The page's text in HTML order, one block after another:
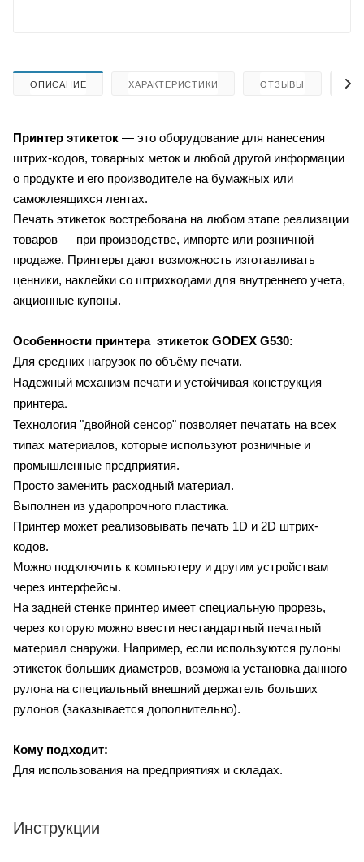
ОПИСАНИЕ ХАРАКТЕРИСТИКИ ОТЗЫВЫ
Принтер этикеток — это оборудование для нанесения
штрих-кодов, товарных меток и любой другой информации
о продукте и его производителе на бумажных или
самоклеящихся лентах.
Печать этикеток востребована на любом этапе реализации
товаров — при производстве, импорте или розничной
продаже. Принтеры дают возможность изготавливать
ценники, наклейки со штрихкодами для внутреннего учета,
акционные купоны.
Особенности принтера этикеток GODEX G530:
Для средних нагрузок по объёму печати.
Надежный механизм печати и устойчивая конструкция
принтера.
Технология "двойной сенсор" позволяет печатать на всех
типах материалов, которые используют розничные и
промышленные предприятия.
Просто заменить расходный материал.
Выполнен из ударопрочного пластика.
Принтер может реализовывать печать 1D и 2D штрих-
кодов.
Можно подключить к компьютеру и другим устройствам
через интерфейсы.
На задней стенке принтер имеет специальную прорезь,
через которую можно ввести нестандартный печатный
материал снаружи. Например, если используются рулоны
этикеток больших диаметров, возможна установка данного
рулона на специальный внешний держатель больших
рулонов (заказывается дополнительно).
Кому подходит:
Для использования на предприятиях и складах.
Инструкции